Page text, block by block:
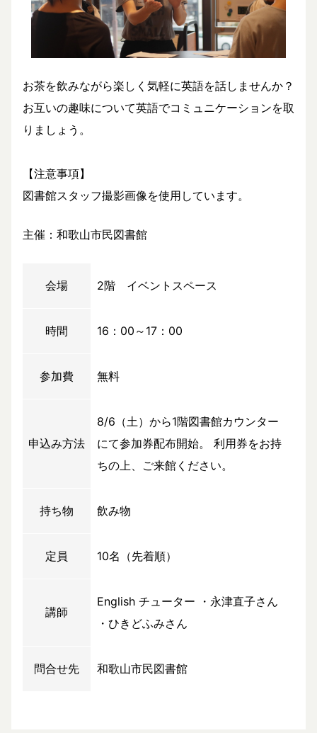
お茶を飲みながら楽しく気軽に英語を話しませんか？
お互いの趣味について英語でコミュニケーションを取
りましょう。
【注意事項】
図書館スタッフ撮影画像を使用しています。
主催：和歌山市民図書館
会場 2階 イベントスペース
時間 16：00～17：00
参加費 無料
申込み方法
8/6（土）から1階図書館カウンター
にて参加券配布開始。 利用券をお持
ちの上、ご来館ください。
持ち物 飲み物
定員 10名（先着順）
講師
English チューター ・永津直子さん
・ひきどふみさん
問合せ先 和歌山市民図書館